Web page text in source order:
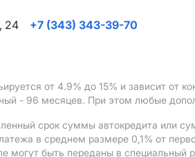
24
+7 (343) 343-39-70
от 4.9% до 15% и зависит от
- 96 месяцев. При этом любые
срок суммы автокредита или
в среднем размере 0,1% от
могут быть переданы в специальный